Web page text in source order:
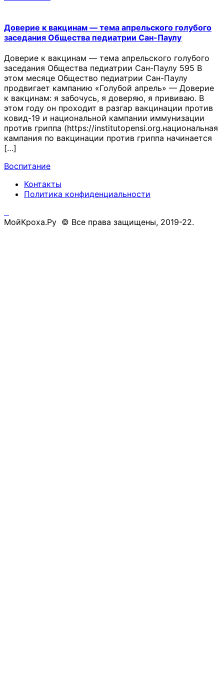
Доверие к вакцинам — тема апрельского голубого
заседания Общества педиатрии Сан-Паулу
Доверие к вакцинам — тема апрельского голубого
заседания Общества педиатрии Сан-Паулу 595 В
этом месяце Общество педиатрии Сан-Паулу
продвигает кампанию «Голубой апрель» — Доверие
к вакцинам: я забочусь, я доверяю, я прививаю. В
этом году он проходит в разгар вакцинации против
ковид-19 и национальной кампании иммунизации
против гриппа (https://institutopensi.org.национальная
кампания по вакцинации против гриппа начинается
[…]
Воспитание
Контакты
Политика конфиденциальности
МойКроха.Ру © Все права защищены, 2019-22.